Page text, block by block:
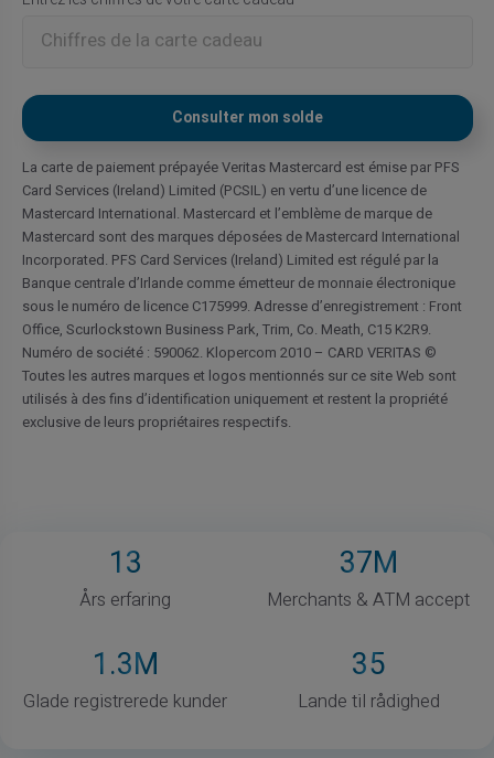
La carte de paiement prépayée Veritas Mastercard est émise par PFS
Card Services (Ireland) Limited (PCSIL) en vertu d’une licence de
Mastercard International. Mastercard et l’emblème de marque de
Mastercard sont des marques déposées de Mastercard International
Incorporated. PFS Card Services (Ireland) Limited est régulé par la
Banque centrale d’Irlande comme émetteur de monnaie électronique
sous le numéro de licence C175999. Adresse d’enregistrement : Front
Office, Scurlockstown Business Park, Trim, Co. Meath, C15 K2R9.
Numéro de société : 590062. Klopercom 2010 – CARD VERITAS ©
Toutes les autres marques et logos mentionnés sur ce site Web sont
utilisés à des fins d’identification uniquement et restent la propriété
exclusive de leurs propriétaires respectifs.
13
Års erfaring
37M
Merchants & ATM accept
1.3M
Glade registrerede kunder
35
Lande til rådighed